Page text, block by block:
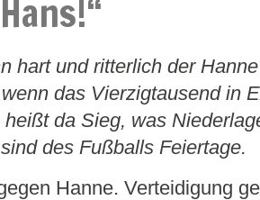
hart und ritterlich der
das Vierzigtausend in
heißt da Sieg, was
des Fußballs Feiertage.
Hanne. Verteidigung